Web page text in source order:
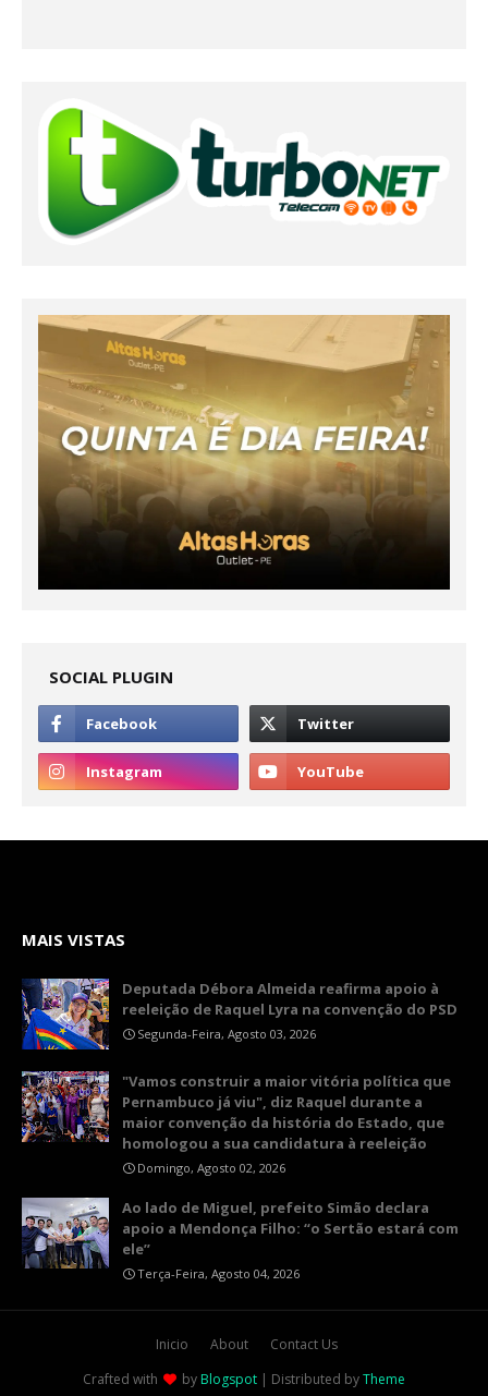
SOCIAL PLUGIN
MAIS VISTAS
Deputada Débora Almeida reafirma apoio à
reeleição de Raquel Lyra na convenção do PSD
Segunda-Feira, Agosto 03, 2026
"Vamos construir a maior vitória política que
Pernambuco já viu", diz Raquel durante a
maior convenção da história do Estado, que
homologou a sua candidatura à reeleição
Domingo, Agosto 02, 2026
Ao lado de Miguel, prefeito Simão declara
apoio a Mendonça Filho: “o Sertão estará com
ele”
Terça-Feira, Agosto 04, 2026
Inicio About
Contact Us
Crafted with
by Blogspot | Distributed byTheme